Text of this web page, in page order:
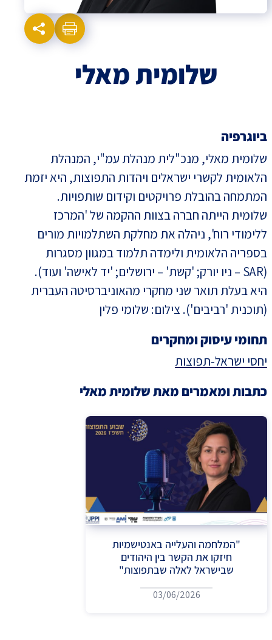
שלומית מאלי
ביוגרפיה
שלומית מאלי, מנכ"לית מנהלת עמ"י, המנהלת
הלאומית לקשרי ישראלים ויהדות התפוצות, היא יזמת
המתמחה בהובלת פרויקטים וקידום שותפויות.
שלומית הייתה חברה בצוות ההקמה של 'המרכז
ללימודי רוח', ניהלה את מחלקת השתלמויות מורים
בספריה הלאומית ולימדה תלמוד במגוון מסגרות
(SAR – ניו יורק; 'קשת' – ירושלים; 'יד לאישה' ועוד).
היא בעלת תואר שני מחקרי מהאוניברסיטה העברית
(תוכנית 'רביבים'). צילום: שלומי פלין
תחומי עיסוק ומחקרים
יחסי ישראל-תפוצות
כתבות ומאמרים מאת שלומית מאלי
"המלחמה והעלייה באנטישמיות
חיזקו את הקשר בין היהודים
שבישראל לאלה שבתפוצות"
03/06/2026